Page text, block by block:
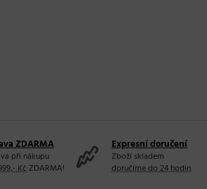
ZDARMA
při nákupu
KčZDARMA!
Expresní doručení
Zboží skladem
doručíme do 24 hodin.